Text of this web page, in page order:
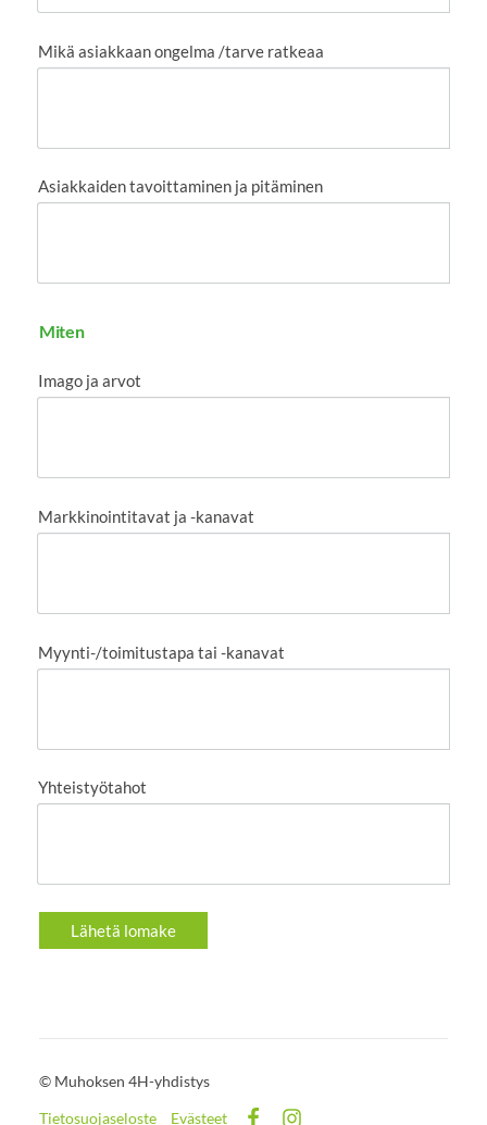
Mikä asiakkaan ongelma /tarve ratkeaa
Asiakkaiden tavoittaminen ja pitäminen
Miten
Imago ja arvot
Markkinointitavat ja -kanavat
Myynti-/toimitustapa tai -kanavat
Yhteistyötahot
Lähetä lomake
© Muhoksen 4H-yhdistys
Tietosuojaseloste Evästeet